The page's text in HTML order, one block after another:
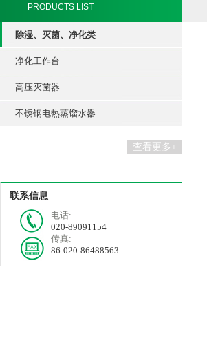
PRODUCTS LIST
除湿、灭菌、净化类
净化工作台
高压灭菌器
不锈钢电热蒸馏水器
查看更多+
联系信息
电话:
020-89091154
传真:
86-020-86488563